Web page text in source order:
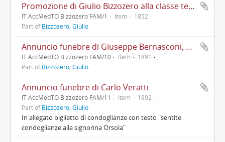
Promozione di Giulio Bizzozero alla classe terza del corso elementare presso l'Istituto Stampa di Milano
IT AccMedTO Bizzozero FAM/1 Item
1852
Part ofBizzozero, Giulio
Annuncio funebre di Giuseppe Bernasconi, organaro in Varese
IT AccMedTO Bizzozero FAM/10 Item
1891
Part ofBizzozero, Giulio
Annuncio funebre di Carlo Veratti
IT AccMedTO Bizzozero FAM/11 Item
1892
Part ofBizzozero, Giulio
In allegato biglietto di condoglianze con testo "sentite
condoglianze alla signorina Orsola"